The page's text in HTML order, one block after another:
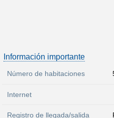
Información importante
Número de habitaciones
Internet
Registro de llegada/salida